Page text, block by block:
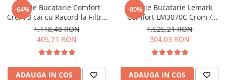
-64%
Baterie Bucatarie Comfort
Crom 3 cai cu Racord la Filtru
de Apa Potabila
1.118,48 RON
405,71 RON
ADAUGA IN COS
-80%
Baterie Bucatarie Lemark
Comfort LM3070C Crom /
Verde cu Racord la Filtru de
Apa Potabila
1.525,21 RON
304,03 RON
ADAUGA IN COS